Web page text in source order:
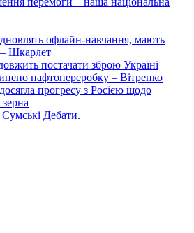
офлайн-навчання, мають
Шкарлет
постачати зброю Україні
нафтопереробку – Вітренко
прогресу з Росією щодо
Сумські Дебати.